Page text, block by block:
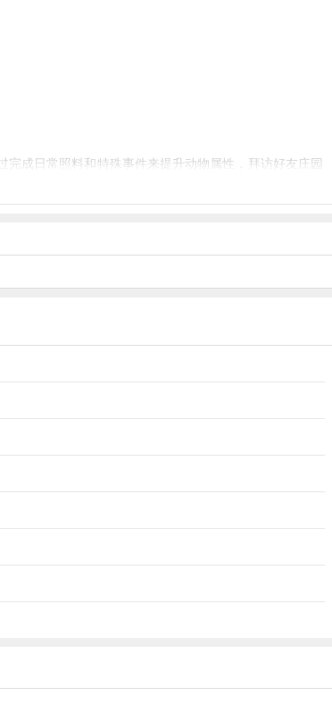
成日常照料和特殊事件来提升动物属性，拜访好友庄园